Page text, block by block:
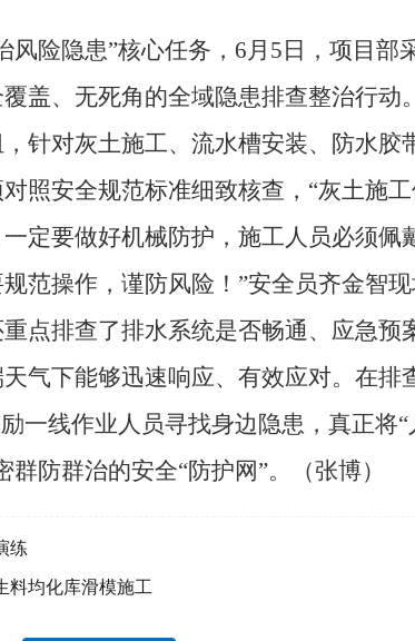
险隐患”核心任务，6月5日，项目部
盖、无死角的全域隐患排查整治行动。
对灰土施工、流水槽安装、防水胶
照安全规范标准细致核查，“灰土施
定要做好机械防护，施工人员必须佩
范操作，谨防风险！”安全员齐金智
点排查了排水系统是否畅通、应急预
气下能够迅速响应、有效应对。在排
一线作业人员寻找身边隐患，真正将
防群治的安全“防护网”。（张博）
练
料均化库滑模施工